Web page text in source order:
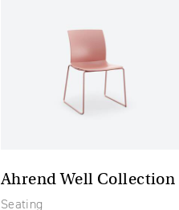
Ahrend Well Collection
Seating